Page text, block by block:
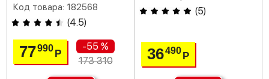
Код товара: 182568
(4.5)
77990Р
-55 %
173 310
(5)
36490 Р